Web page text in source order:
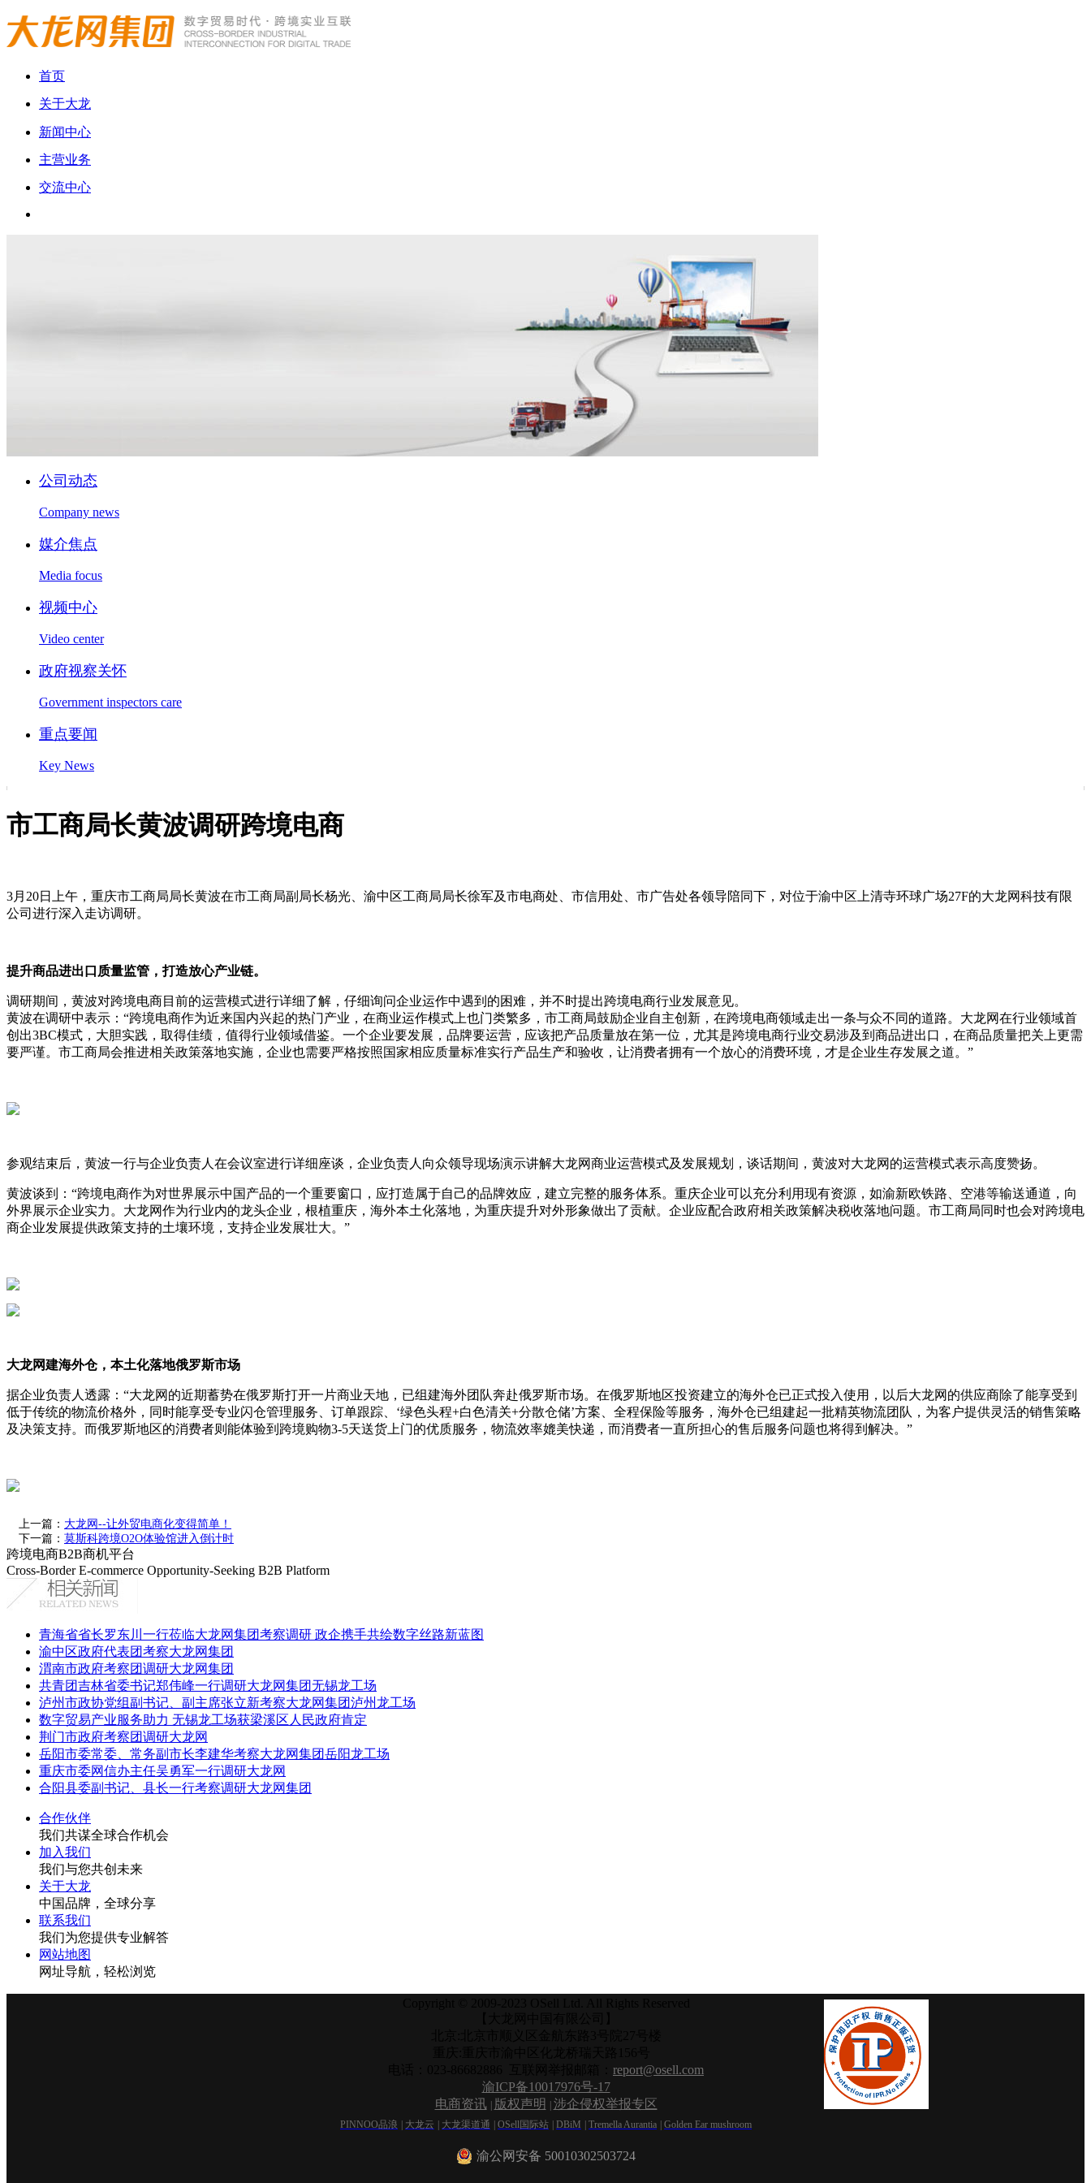
首页
关于大龙
新闻中心
主营业务
交流中心
公司动态
Company news
媒介焦点
Media focus
视频中心
Video center
政府视察关怀
Government inspectors care
重点要闻
Key News
市工商局长黄波调研跨境电商
3月20日上午，重庆市工商局局长黄波在市工商局副局长杨光、渝中区工商局局长徐军及市电商处、市信用处、市广告处各领导陪同下，对位于渝中区上清寺环球广场27F的大龙网科技有限
公司进行深入走访调研。
提升商品进出口质量监管，打造放心产业链。
调研期间，黄波对跨境电商目前的运营模式进行详细了解，仔细询问企业运作中遇到的困难，并不时提出跨境电商行业发展意见。
黄波在调研中表示：“跨境电商作为近来国内兴起的热门产业，在商业运作模式上也门类繁多，市工商局鼓励企业自主创新，在跨境电商领域走出一条与众不同的道路。大龙网在行业领域首
创出3BC模式，大胆实践，取得佳绩，值得行业领域借鉴。一个企业要发展，品牌要运营，应该把产品质量放在第一位，尤其是跨境电商行业交易涉及到商品进出口，在商品质量把关上更需
要严谨。市工商局会推进相关政策落地实施，企业也需要严格按照国家相应质量标准实行产品生产和验收，让消费者拥有一个放心的消费环境，才是企业生存发展之道。”
参观结束后，黄波一行与企业负责人在会议室进行详细座谈，企业负责人向众领导现场演示讲解大龙网商业运营模式及发展规划，谈话期间，黄波对大龙网的运营模式表示高度赞扬。
黄波谈到：“跨境电商作为对世界展示中国产品的一个重要窗口，应打造属于自己的品牌效应，建立完整的服务体系。重庆企业可以充分利用现有资源，如渝新欧铁路、空港等输送通道，向
外界展示企业实力。大龙网作为行业内的龙头企业，根植重庆，海外本土化落地，为重庆提升对外形象做出了贡献。企业应配合政府相关政策解决税收落地问题。市工商局同时也会对跨境电
商企业发展提供政策支持的土壤环境，支持企业发展壮大。”
大龙网建海外仓，本土化落地俄罗斯市场
据企业负责人透露：“大龙网的近期蓄势在俄罗斯打开一片商业天地，已组建海外团队奔赴俄罗斯市场。在俄罗斯地区投资建立的海外仓已正式投入使用，以后大龙网的供应商除了能享受到
低于传统的物流价格外，同时能享受专业闪仓管理服务、订单跟踪、‘绿色头程+白色清关+分散仓储’方案、全程保险等服务，海外仓已组建起一批精英物流团队，为客户提供灵活的销售策略
及决策支持。而俄罗斯地区的消费者则能体验到跨境购物3-5天送货上门的优质服务，物流效率媲美快递，而消费者一直所担心的售后服务问题也将得到解决。”
上一篇： 大龙网--让外贸电商化变得简单！
下一篇： 莫斯科跨境O2O体验馆进入倒计时
跨境电商B2B商机平台
Cross-Border E-commerce Opportunity-Seeking B2B Platform
青海省省长罗东川一行莅临大龙网集团考察调研 政企携手共绘数字丝路新蓝图
渝中区政府代表团考察大龙网集团
渭南市政府考察团调研大龙网集团
共青团吉林省委书记郑伟峰一行调研大龙网集团无锡龙工场
泸州市政协党组副书记、副主席张立新考察大龙网集团泸州龙工场
数字贸易产业服务助力 无锡龙工场获梁溪区人民政府肯定
荆门市政府考察团调研大龙网
岳阳市委常委、常务副市长李建华考察大龙网集团岳阳龙工场
重庆市委网信办主任吴勇军一行调研大龙网
合阳县委副书记、县长一行考察调研大龙网集团
合作伙伴
我们共谋全球合作机会
加入我们
我们与您共创未来
关于大龙
中国品牌，全球分享
联系我们
我们为您提供专业解答
网站地图
网址导航，轻松浏览
report@osell.com
渝ICP备10017976号-17
电商资讯
版权声明 涉企侵权举报专区
PINNOO品浪 大龙云 大龙渠道通 OSell国际站 DBiM Tremella Aurantia Golden Ear mushroom
渝公网安备 50010302503724